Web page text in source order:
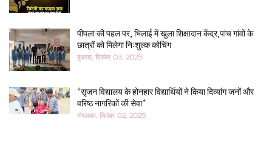
पीपला की पहल पर, भिलाई में खुला शिक्षादान केंद्र,पांच गांवों के
छात्रों को मिलेगा निःशुल्क कोचिंग
बुधवार, दिसंबर 03, 2025
*सृजन विद्यालय के होनहार विद्यार्थियों ने किया दिव्यांग जनों और
वरिष्ठ नागरिकों की सेवा*
मंगलवार, सितंबर 02, 2025